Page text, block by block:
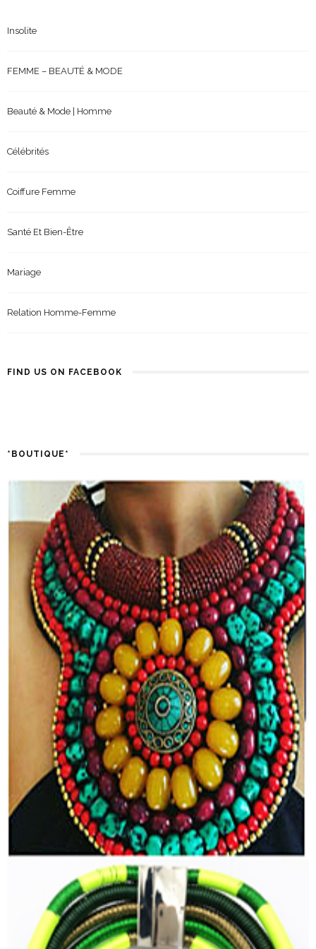
Insolite
FEMME – BEAUTÉ & MODE
Beauté & Mode | Homme
Célébrités
Coiffure Femme
Santé Et Bien-Être
Mariage
Relation Homme-Femme
FIND US ON FACEBOOK
*BOUTIQUE*